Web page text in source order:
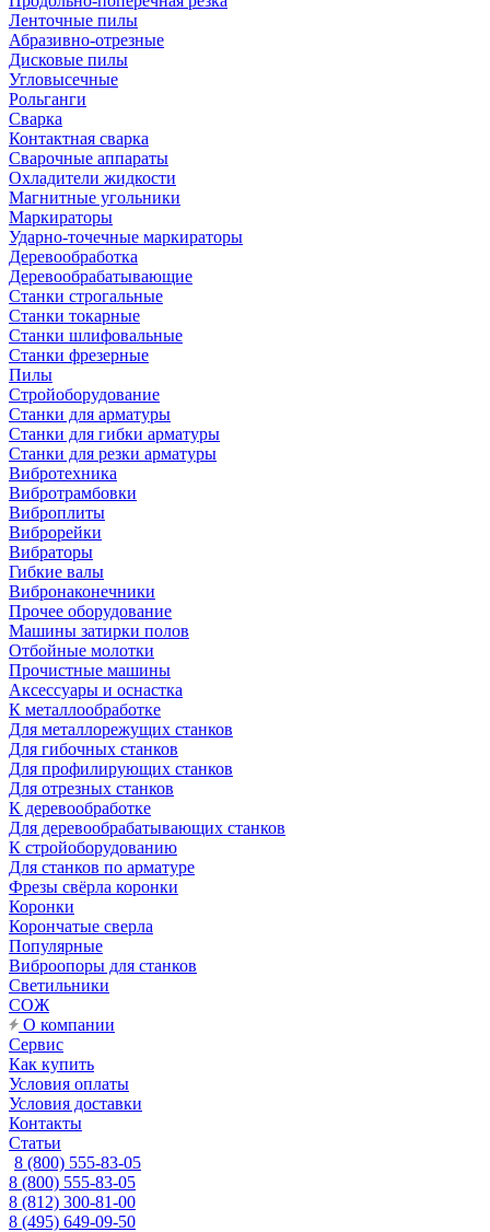
Ленточные пилы
Абразивно-отрезные
Дисковые пилы
Угловысечные
Рольганги
Сварка
Контактная сварка
Сварочные аппараты
Охладители жидкости
Магнитные угольники
Маркираторы
Ударно-точечные маркираторы
Деревообработка
Деревообрабатывающие
Станки строгальные
Станки токарные
Станки шлифовальные
Станки фрезерные
Пилы
Стройоборудование
Станки для арматуры
Станки для гибки арматуры
Станки для резки арматуры
Вибротехника
Вибротрамбовки
Виброплиты
Виброрейки
Вибраторы
Гибкие валы
Вибронаконечники
Прочее оборудование
Машины затирки полов
Отбойные молотки
Прочистные машины
Аксeccyapы и оснастка
К металлообработке
Для металлорежущих станков
Для гибочных станков
Для профилирующих станков
Для отрезных станков
К деревообработке
Для деревообрабатывающих станков
К стройоборудованию
Для станков по арматуре
Фрезы свёрла коронки
Коронки
Корончатые сверла
Популярные
Виброопоры для станков
Светильники
СОЖ
О компании
Сервис
Как купить
Условия оплаты
Условия доставки
Контакты
Статьи
8 (800) 555-83-05
8 (800) 555-83-05
8 (812) 300-81-00
8 (495) 649-09-50